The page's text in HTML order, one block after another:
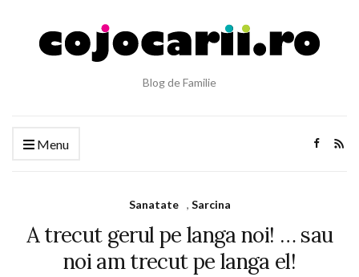
Blog de Familie
Menu
Sanatate , Sarcina
A trecut gerul pe langa noi! … sau
noi am trecut pe langa el!